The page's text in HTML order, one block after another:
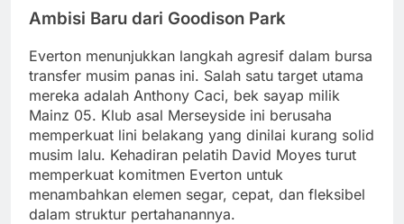
Ambisi Baru dari Goodison Park
Everton menunjukkan langkah agresif dalam bursa
transfer musim panas ini. Salah satu target utama
mereka adalah Anthony Caci, bek sayap milik
Mainz 05. Klub asal Merseyside ini berusaha
memperkuat lini belakang yang dinilai kurang solid
musim lalu. Kehadiran pelatih David Moyes turut
memperkuat komitmen Everton untuk
menambahkan elemen segar, cepat, dan fleksibel
dalam struktur pertahanannya.